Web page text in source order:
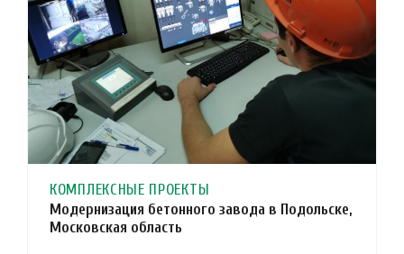
КОМПЛЕКСНЫЕ ПРОЕКТЫ
Модернизация бетонного завода в Подольске,
Московская область